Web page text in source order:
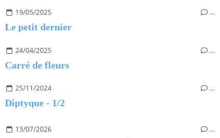
19/05/2025 …
Le petit dernier
24/04/2025 …
Carré de fleurs
25/11/2024 …
Diptyque - 1/2
13/07/2026 …